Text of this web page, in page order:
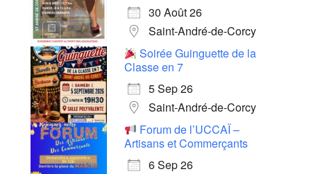
30 Août 26
Saint-André-de-Corcy
Soirée Guinguette de la
Classe en 7
5 Sep 26
Saint-André-de-Corcy
Forum de l’UCCAÏ –
Artisans et Commerçants
6 Sep 26